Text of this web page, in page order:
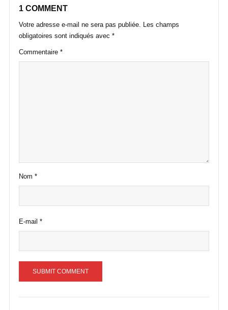
1 COMMENT
Votre adresse e-mail ne sera pas publiée. Les champs
obligatoires sont indiqués avec *
Commentaire *
Nom *
E-mail *